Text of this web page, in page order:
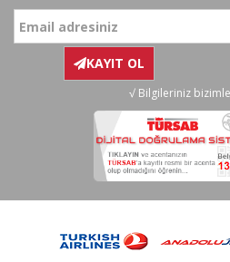
KAYIT OL
√ Bilgileriniz